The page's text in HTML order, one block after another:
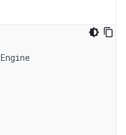
Engine